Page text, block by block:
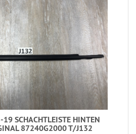
SCHACHTLEISTE HINTEN
87240G2000 T/J132